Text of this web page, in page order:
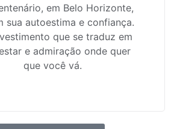
em Belo Horizonte,
sua autoestima e confiança.
que se traduz em
e admiração onde quer
que você vá.